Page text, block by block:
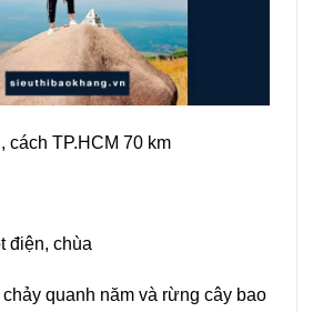
cách TP.HCM 70 km
điện, chùa
quanh năm và rừng cây bao